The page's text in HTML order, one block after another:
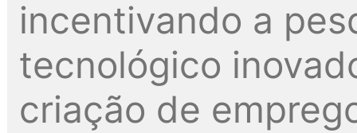
incentivando a
tecnológico
criação de